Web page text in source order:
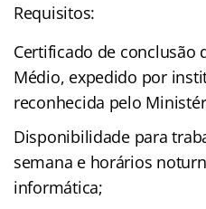
Requisitos:
Certificado de conclusão
Médio, expedido por
reconhecida pelo
Disponibilidade para
semana e horários
informática;